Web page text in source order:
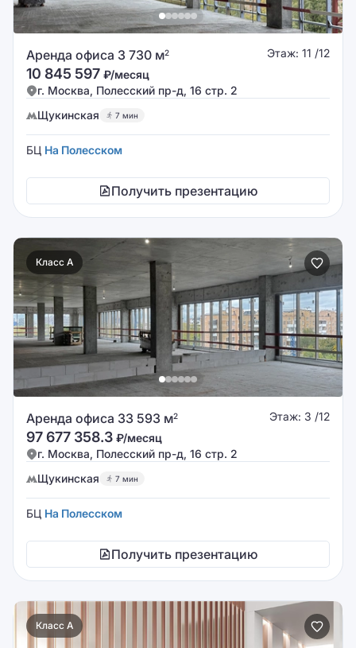
Аренда офиса 3 730 м2 Этаж: 11 /12
10 845 597 ₽/месяц
г. Москва, Полесский пр-д, 16 стр. 2
Щукинская
7 мин
БЦ На Полесском
Получить презентацию
Класс A
Аренда офиса 33 593 м2 Этаж: 3 /12
97 677 358.3 ₽/месяц
г. Москва, Полесский пр-д, 16 стр. 2
Щукинская
7 мин
БЦ На Полесском
Получить презентацию
Класс A